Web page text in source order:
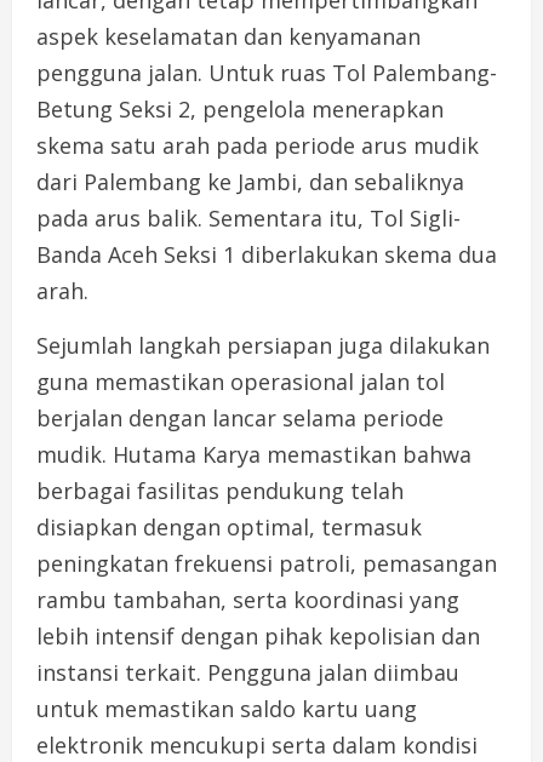
aspek keselamatan dan kenyamanan
pengguna jalan. Untuk ruas Tol Palembang-
Betung Seksi 2, pengelola menerapkan
skema satu arah pada periode arus mudik
dari Palembang ke Jambi, dan sebaliknya
pada arus balik. Sementara itu, Tol Sigli-
Banda Aceh Seksi 1 diberlakukan skema dua
arah.
Sejumlah langkah persiapan juga dilakukan
guna memastikan operasional jalan tol
berjalan dengan lancar selama periode
mudik. Hutama Karya memastikan bahwa
berbagai fasilitas pendukung telah
disiapkan dengan optimal, termasuk
peningkatan frekuensi patroli, pemasangan
rambu tambahan, serta koordinasi yang
lebih intensif dengan pihak kepolisian dan
instansi terkait. Pengguna jalan diimbau
untuk memastikan saldo kartu uang
elektronik mencukupi serta dalam kondisi